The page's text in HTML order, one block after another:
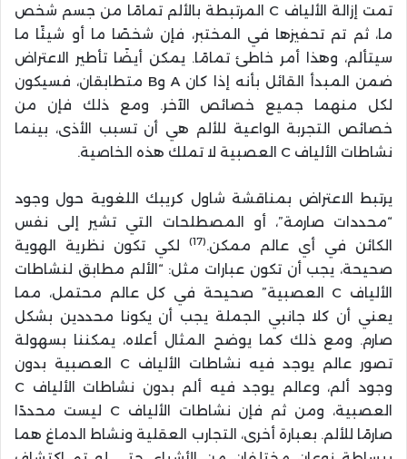
تمت إزالة الألياف C المرتبطة بالألم تمامًا من جسم شخص
ما، ثم تم تحفيزها في المختبر، فإن شخصًا ما أو شيئًا ما
سيتألم، وهذا أمر خاطئ تمامًا. يمكن أيضًا تأطير الاعتراض
ضمن المبدأ القائل بأنه إذا كان A وB متطابقان، فسيكون
لكل منهما جميع خصائص الآخر. ومع ذلك فإن من
خصائص التجربة الواعية للألم هي أن تسبب الأذى، بينما
نشاطات الألياف C العصبية لا تملك هذه الخاصية.
يرتبط الاعتراض بمناقشة شاول كريبك اللغوية حول وجود
“محددات صارمة”، أو المصطلحات التي تشير إلى نفس
الكائن في أي عالم ممكن.(17)
لكي تكون نظرية الهوية
صحيحة، يجب أن تكون عبارات مثل: “الألم مطابق لنشاطات
الألياف C العصبية” صحيحة في كل عالم محتمل، مما
يعني أن كلا جانبي الجملة يجب أن يكونا محددين بشكل
صارم. ومع ذلك كما يوضح المثال أعلاه، يمكننا بسهولة
تصور عالم يوجد فيه نشاطات الألياف C العصبية بدون
وجود ألم، وعالم يوجد فيه ألم بدون نشاطات الألياف C
العصبية، ومن ثم فإن نشاطات الألياف C ليست محددًا
صارمًا للألم. بعبارة أخرى، التجارب العقلية ونشاط الدماغ هما